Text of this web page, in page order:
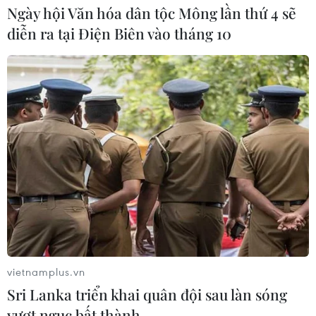
HLV Kim Sang-sik: 'Tuyển Việt Nam
hướng tới chiến thắng để giữ ngôi
đầu bảng'
06/08/2026 07:25
Chủ tịch Liên đoàn Bóng đá thế giới
chịu sức ép chưa từng có
06/08/2026 04:12
Futsal Việt Nam bất bại sau trận hòa
khó tin trước chủ nhà Thái Lan
06/08/2026 02:38
Ngày hội Văn hóa dân tộc Mông lần thứ 4 sẽ
diễn ra tại Điện Biên vào tháng 10
vietnamplus.vn
Sri Lanka triển khai quân đội sau làn sóng